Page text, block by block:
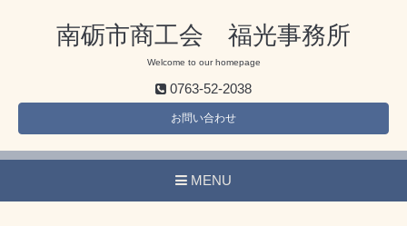
南砺市商工会 福光事務所
Welcome to our homepage
0763-52-2038
お問い合わせ
MENU